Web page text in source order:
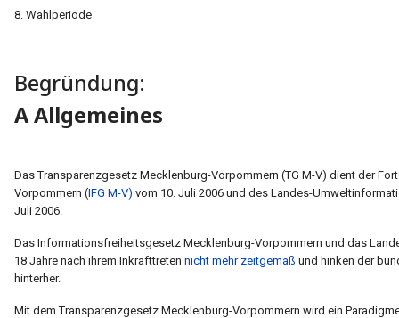
8. Wahlperiode
Begründung:
A Allgemeines
Das Transparenzgesetz Mecklenburg-Vorpommern (TG M-V) dient der
Vorpommern (IFG M-V) vom 10. Juli 2006 und des Landes-
Juli 2006.
Das Informationsfreiheitsgesetz Mecklenburg-Vorpommern und das
18 Jahre nach ihrem Inkrafttreten nicht mehr zeitgemäß und hinken der
hinterher.
Mit dem Transparenzgesetz Mecklenburg-Vorpommern wird ein